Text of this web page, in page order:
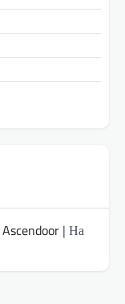
Ascendoor | На